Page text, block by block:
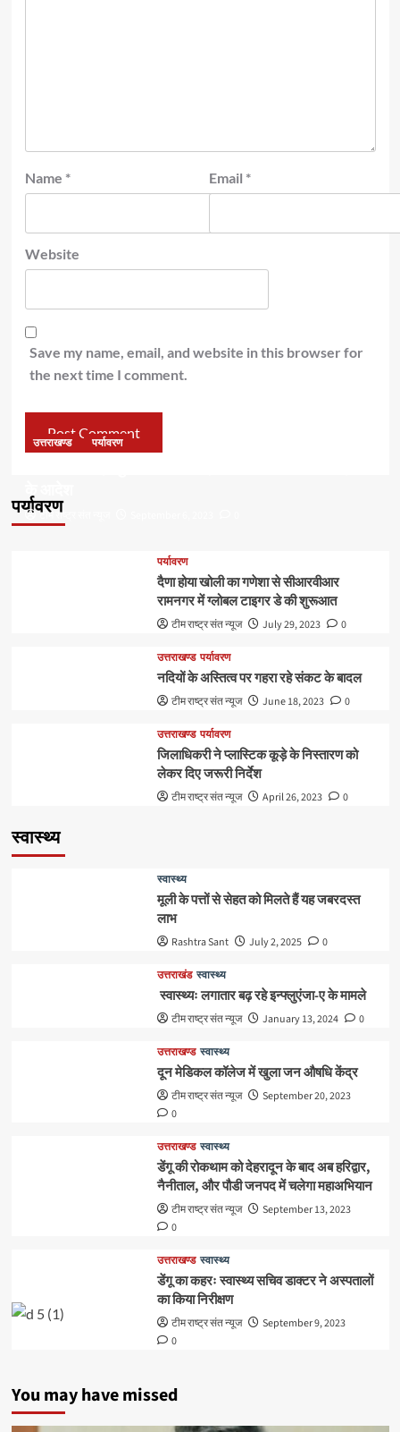
Name * Email *
Website
Save my name, email, and website in this browser for
the next time I comment.
पर्यावरण
उत्तराखण्ड पर्यावरण
के आदेश
टीम राष्ट्र संत न्यूज
पर्यावरण
दैणा होया खोली का गणेशा से सीआरवीआर
रामनगर में ग्लोबल टाइगर डे की शुरूआत
टीम राष्ट्र संत न्यूज July 29, 2023 0
उत्तराखण्ड पर्यावरण
नदियों के अस्तित्व पर गहरा रहे संकट के बादल
टीम राष्ट्र संत न्यूज June 18, 2023 0
उत्तराखण्ड पर्यावरण
जिलाधिकरी ने प्लास्टिक कूड़े के निस्तारण को
लेकर दिए जरूरी निर्देश
टीम राष्ट्र संत न्यूज April 26, 2023 0
स्वास्थ्य
स्वास्थ्य
मूली के पत्तों से सेहत को मिलते हैं यह जबरदस्त
लाभ
Rashtra Sant July 2, 2025 0
उत्तराखंड स्वास्थ्य
स्वास्थ्यः लगातार बढ़ रहे इन्फ्लुएंजा-ए के मामले
टीम राष्ट्र संत न्यूज January 13, 2024 0
उत्तराखण्ड स्वास्थ्य
दून मेडिकल कॉलेज में खुला जन औषधि केंद्र
टीम राष्ट्र संत न्यूज
September 20, 2023
0
उत्तराखण्ड स्वास्थ्य
डेंगू की रोकथाम को देहरादून के बाद अब हरिद्वार,
नैनीताल, और पौडी जनपद में चलेगा महाअभियान
टीम राष्ट्र संत न्यूज
September 13, 2023
0
उत्तराखण्ड स्वास्थ्य
डेंगू का कहरः स्वास्थ्य सचिव डाक्टर ने अस्पतालों
का किया निरीक्षण
टीम राष्ट्र संत न्यूज
September 9, 2023
0
You may have missed